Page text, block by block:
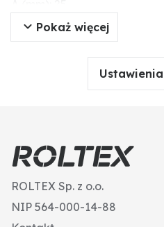
B (mm): 76
G (mm): 25
Wersja: zum Anschweißen
Pokaż więcej
ROLTEX Sp. z o.o.
NIP 564-000-14-88